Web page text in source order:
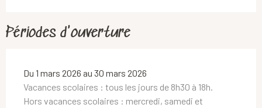
Périodes d'ouverture
Du 1 mars 2026 au 30 mars 2026
Vacances scolaires : tous les jours de 8h30 à 18h.
Hors vacances scolaires : mercredi, samedi et